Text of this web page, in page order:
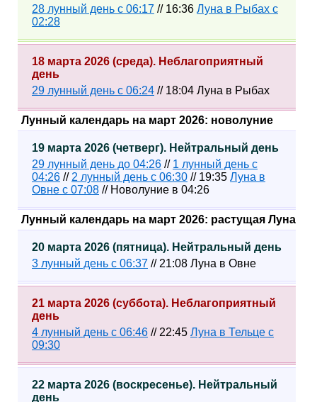
28 лунный день с 06:17 // 16:36 Луна в Рыбах с
02:28
18 марта 2026 (среда). Неблагоприятный
день
29 лунный день с 06:24 // 18:04 Луна в Рыбах
Лунный календарь на март 2026: новолуние
19 марта 2026 (четверг). Нейтральный день
29 лунный день до 04:26 // 1 лунный день с
04:26 // 2 лунный день с 06:30 // 19:35 Луна в
Овне c 07:08 // Новолуние в 04:26
Лунный календарь на март 2026: растущая Луна
20 марта 2026 (пятница). Нейтральный день
3 лунный день с 06:37 // 21:08 Луна в Овне
21 марта 2026 (суббота). Неблагоприятный
день
4 лунный день с 06:46 // 22:45 Луна в Тельце с
09:30
22 марта 2026 (воскресенье). Нейтральный
день